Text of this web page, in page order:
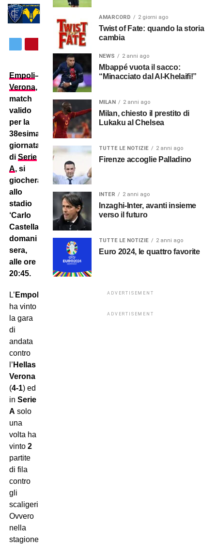
Empoli–
Verona,
match
valido
per la
38esima
giornata
di Serie
A, si
giocherà
allo
stadio
‘Carlo
Castellani’
domani
sera,
alle ore
20:45.
L’ Empoli
ha vinto
la gara
di
andata
contro
l’ Hellas
Verona
(4-1) ed
in Serie
A solo
una
volta ha
vinto 2
partite
di fila
contro
gli
scaligeri.
Ovvero
nella
stagione
AMARCORD 2 giorni ago
Twist of Fate: quando la storia
cambia
NEWS 2 anni ago
Mbappé vuota il sacco:
“Minacciato dal Al-Khelaifi!”
MILAN 2 anni ago
Milan, chiesto il prestito di
Lukaku al Chelsea
TUTTE LE NOTIZIE 2 anni ago
Firenze accoglie Palladino
INTER 2 anni ago
Inzaghi-Inter, avanti insieme
verso il futuro
TUTTE LE NOTIZIE 2 anni ago
Euro 2024, le quattro favorite
ADVERTISEMENT
ADVERTISEMENT